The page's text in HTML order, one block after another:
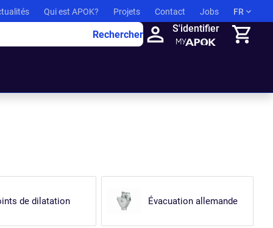
Qui est APOK? Projets Contact Jobs FR
Rechercher
S'identifier
de dilatation Évacuation allemande